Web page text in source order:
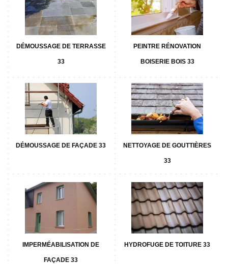
DÉMOUSSAGE DE TERRASSE
33
PEINTRE RÉNOVATION
BOISERIE BOIS 33
DÉMOUSSAGE DE FAÇADE 33 NETTOYAGE DE GOUTTIÈRES
33
IMPERMÉABILISATION DE
FAÇADE 33
HYDROFUGE DE TOITURE 33